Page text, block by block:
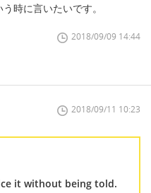
時に言いたいです。
2018/09/09 14:44
2018/09/11 10:23
it without being told.